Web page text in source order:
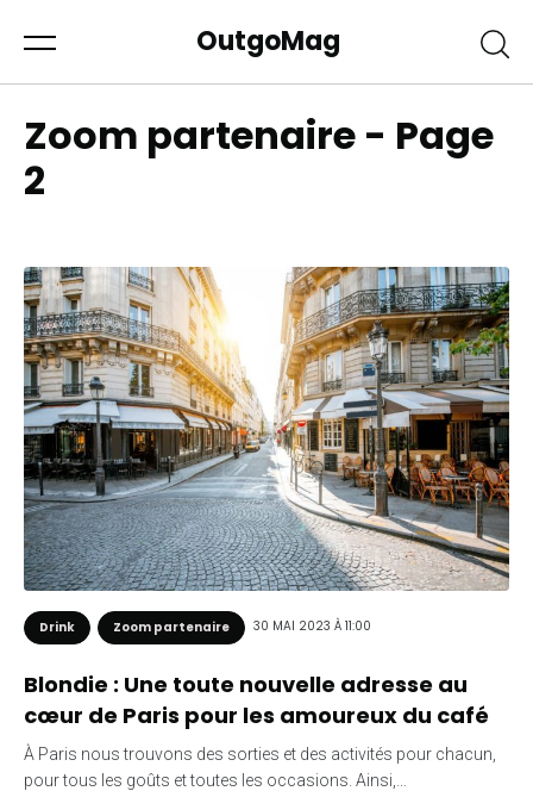
OutgoMag
Zoom partenaire - Page
2
Drink Zoom partenaire 30 MAI 2023 À 11:00
Blondie : Une toute nouvelle adresse au
cœur de Paris pour les amoureux du café
À Paris nous trouvons des sorties et des activités pour chacun,
pour tous les goûts et toutes les occasions. Ainsi,…